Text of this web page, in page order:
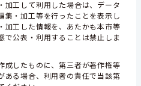
加工して利用した場合は、データ
集・加工等を行ったことを表示し
加工した情報を、あたかも本市等
で公表・利用することは禁止しま
成したものに、第三者が著作権等
ある場合、利用者の責任で当該第